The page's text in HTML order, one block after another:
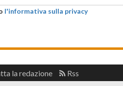
l'informativa sulla privacy
la redazione Rss